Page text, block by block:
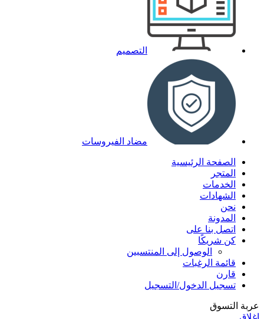
التصميم
مضاد الفيروسات
الصفحة الرئيسية
المتجر
الخدمات
الشهادات
نحن
المدونة
اتصل بنا على
كن شريكًا
الوصول إلى المنتسبين
قائمة الرغبات
قارن
تسجيل الدخول/التسجيل
عربة التسوق